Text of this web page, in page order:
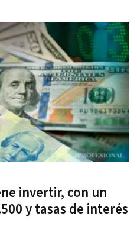
invertir, con un
y tasas de interés